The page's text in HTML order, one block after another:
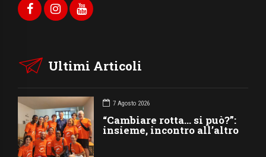
Ultimi Articoli
7 Agosto 2026
“Cambiare rotta… si può?”:
insieme, incontro all’altro